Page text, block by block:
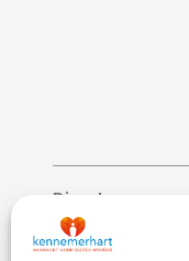
Diensten
Lang verblijf